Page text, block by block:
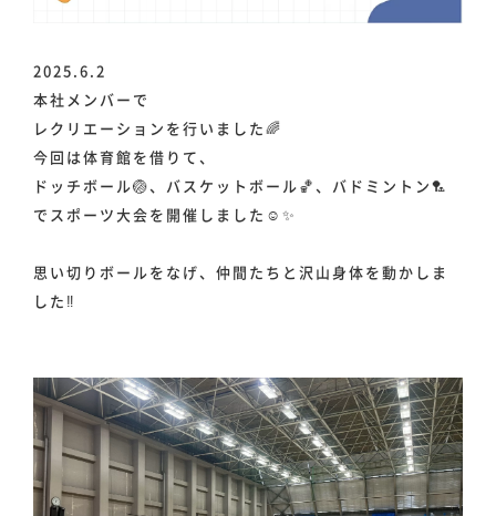
2025.6.2
本社メンバーで
レクリエーションを行いました🌈
今回は体育館を借りて、
ドッチボール🏐、バスケットボール🏀、バドミントン🏸
でスポーツ大会を開催しました☺️✨
思い切りボールをなげ、仲間たちと沢山身体を動かしま
した‼️